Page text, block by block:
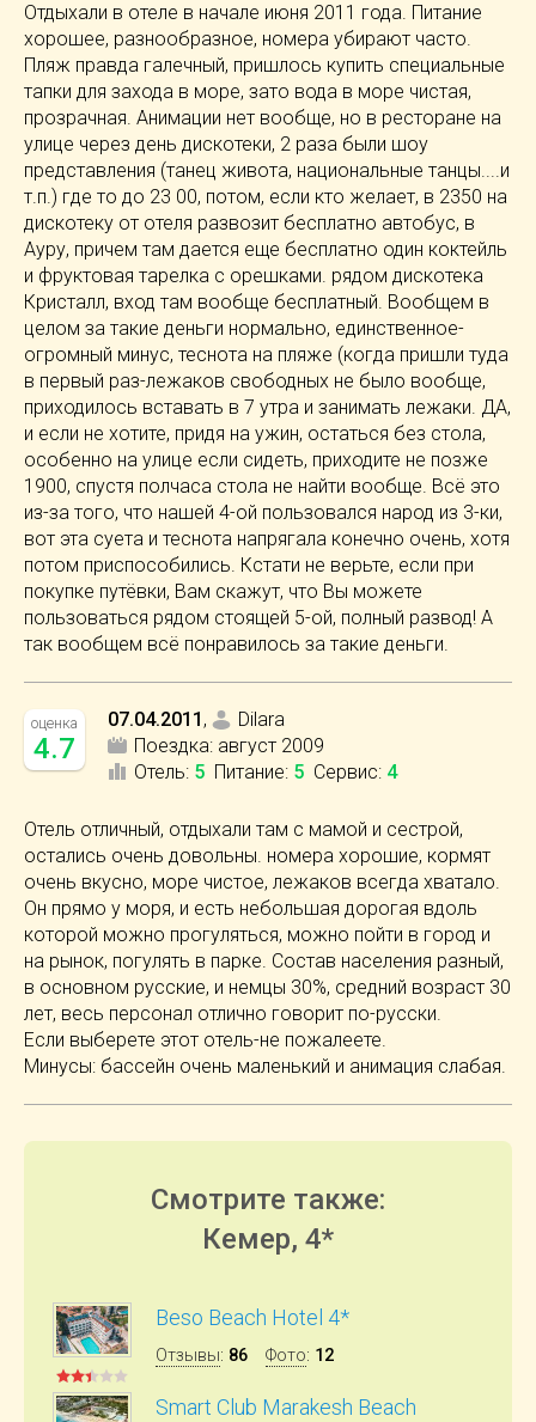
Отдыхали в отеле в начале июня 2011 года. Питание
хорошее, разнообразное, номера убирают часто.
Пляж правда галечный, пришлось купить специальные
тапки для захода в море, зато вода в море чистая,
прозрачная. Анимации нет вообще, но в ресторане на
улице через день дискотеки, 2 раза были шоу
представления (танец живота, национальные танцы....и
т.п.) где то до 23 00, потом, если кто желает, в 2350 на
дискотеку от отеля развозит бесплатно автобус, в
Ауру, причем там дается еще бесплатно один коктейль
и фруктовая тарелка с орешками. рядом диcкотека
Кристалл, вход там вообще бесплатный. Вообщем в
целом за такие деньги нормально, единственное-
огромный минус, теснота на пляже (когда пришли туда
в первый раз-лежаков свободных не было вообще,
приходилось вставать в 7 утра и занимать лежаки. ДА,
и если не хотите, придя на ужин, остаться без стола,
особенно на улице если сидеть, приходите не позже
1900, спустя полчаса стола не найти вообще. Всё это
из-за того, что нашей 4-ой пользовался народ из 3-ки,
вот эта суета и теснота напрягала конечно очень, хотя
потом приспособились. Кстати не верьте, если при
покупке путёвки, Вам скажут, что Вы можете
пользоваться рядом стоящей 5-ой, полный развод! А
так вообщем всё понравилось за такие деньги.
оценка
4.7
07.04.2011 ,
Dilara
Поездка: август 2009
Отель: 5 Питание: 5 Сервис: 4
Отель отличный, отдыхали там с мамой и сестрой,
остались очень довольны. номера хорошие, кормят
очень вкусно, море чистое, лежаков всегда хватало.
Он прямо у моря, и есть небольшая дорогая вдоль
которой можно прогуляться, можно пойти в город и
на рынок, погулять в парке. Состав населения разный,
в основном русские, и немцы 30%, средний возраст 30
лет, весь персонал отлично говорит по-русски.
Если выберете этот отель-не пожалеете.
Минусы: бассейн очень маленький и анимация слабая.
Смотрите также:
Кемер, 4*
Beso Beach Hotel 4*
Отзывы: 86 Фото: 12
Smart Club Marakesh Beach